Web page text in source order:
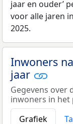
jaar en ouder’
voor alle jaren
2025.
Inwoners
jaar
Gegevens over
inwoners in het
Grafiek